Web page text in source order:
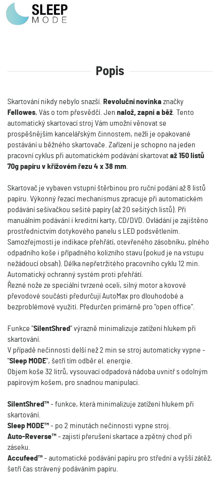
Popis
Skartování nikdy nebylo snazší. Revoluční novinkaznačky
Fellowes, Vás o tom přesvědčí. Jen nalož, zapni a běž . Tento
automatický skartovací stroj Vám umožní věnovat se
prospěšnějším kancelářským činnostem, nežli je opakované
postávání u běžného skartovače. Zařízení je schopno na jeden
pracovní cyklus při automatickém podávání skartovataž 150 listů
70g papíru v křížovém řezu 4 x 38 mm
Skartovač je vybaven vstupní štěrbinou pro ruční podání až 8 listů
papíru. Výkonný řezací mechanismus zpracuje při automatickém
podávání sešívačkou sešité papíry (až 20 sešitých listů). Při
manuálním podávání i kreditní karty, CD/DVD. Ovládání je zajištěno
prostřednictvím dotykového panelu s LED podsvětlením.
Samozřejmostí je indikace přehřátí, otevřeného zásobníku, plného
odpadního koše i případného kolizního stavu (pokud je na vstupu
nežádoucí obsah). Délka nepřetržitého pracovního cyklu 12 min.
Automatický ochranný systém proti přehřátí.
Řezné nože ze speciální tvrzené oceli, silný motor a kovové
převodové součásti předurčují AutoMax pro dlouhodobé a
bezproblémové využití. Předurčen primárně pro "open office".
Funkce "SilentShred" výrazně minimalizuje zatížení hlukem při
skartování.
V případě nečinnosti delší než 2 min se stroj automaticky vypne -
"Sleep MODE", šetří tím odběr el. energie.
Objem koše 32 litrů, vysouvací odpadová nádoba uvnitř s odolným
papírovým košem, pro snadnou manipulaci.
SilentShred™- funkce, která minimalizuje zatížení hlukem při
skartování.
Sleep MODE™- po 2 minutách nečinnosti vypne stroj.
Auto-Reverse™- zajistí přerušení skartace a zpětný chod při
záseku.
Accufeed™- automatické podávání papíru pro střední a vyšší zátěž,
šetří čas strávený podáváním papíru.